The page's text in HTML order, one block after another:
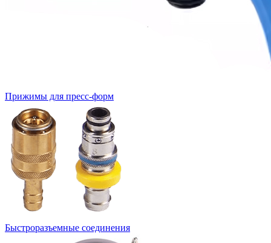
Прижимы для пресс-форм
Быстроразъемные соединения